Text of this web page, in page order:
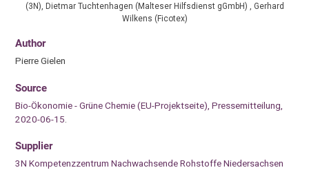
(3N), Dietmar Tuchtenhagen (Malteser Hilfsdienst gGmbH) , Gerhard
Wilkens (Ficotex)
Author
Pierre Gielen
Source
Bio-Ökonomie - Grüne Chemie (EU-Projektseite), Pressemitteilung,
2020-06-15
Supplier
3N Kompetenzzentrum Nachwachsende Rohstoffe Niedersachsen